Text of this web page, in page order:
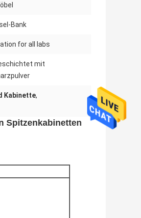
Bank
for all labs
mit
Kabinette,
Spitzenkabinetten